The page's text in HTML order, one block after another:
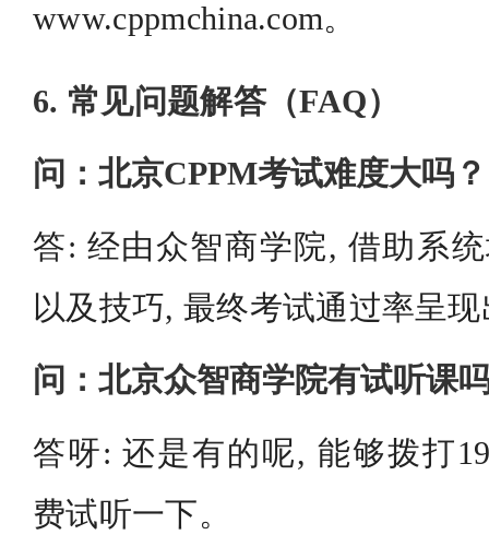
www.cppmchina.com。
6. 常见问题解答（FAQ）
问：北京CPPM考试难度大吗？
答: 经由众智商学院, 借助系
以及技巧, 最终考试通过率呈
问：北京众智商学院有试听课
答呀: 还是有的呢, 能够拨打
费试听一下。